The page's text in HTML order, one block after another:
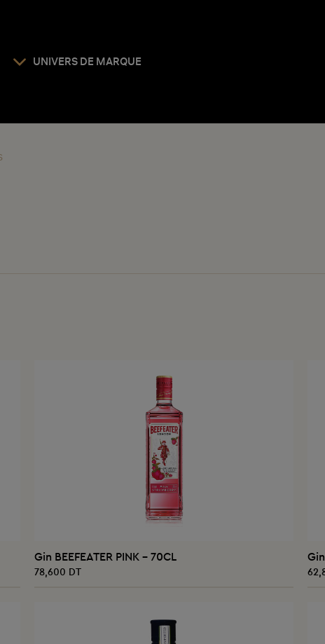
UNIVERS DE MARQUE
AJOUTER AU PANIER
Gin BEEFEATER PINK - 70CL
78,600 DT